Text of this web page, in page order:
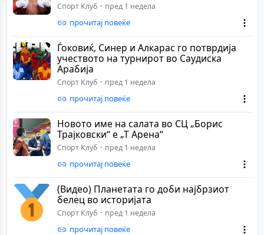
Спорт Клуб пред 1 недела
прочитај повеќе
Ѓоковиќ, Синер и Алкарас го потврдија
учеството на турнирот во Саудиска
Арабија
Спорт Клуб пред 1 недела
прочитај повеќе
Новото име на салата во СЦ „Борис
Трајковски“ е „Т Арена“
Спорт Клуб пред 1 недела
прочитај повеќе
(Видео) Планетата го доби најбрзиот
белец во историјата
Спорт Клуб пред 1 недела
прочитај повеќе